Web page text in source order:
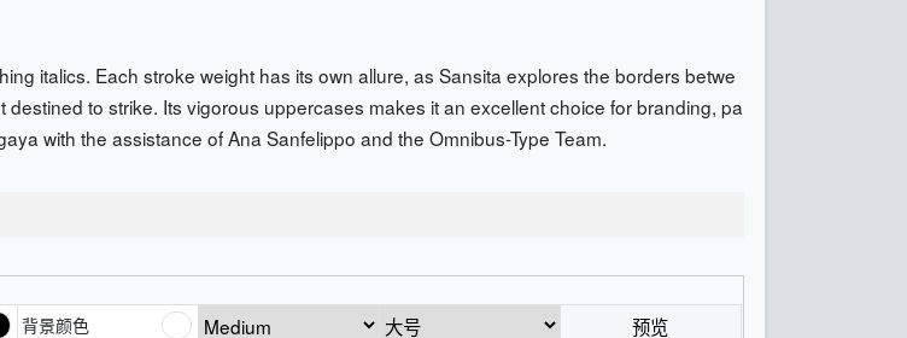
italics. Each stroke weight has its own allure, as Sansita explores the borders betwe
to strike. Its vigorous uppercases makes it an excellent choice for branding, pa
with the assistance of Ana Sanfelippo and the Omnibus-Type Team.
背景颜色 预览